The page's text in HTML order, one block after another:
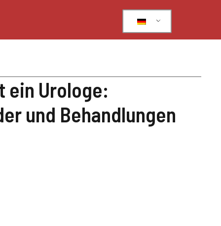
ein Urologe:
und Behandlungen